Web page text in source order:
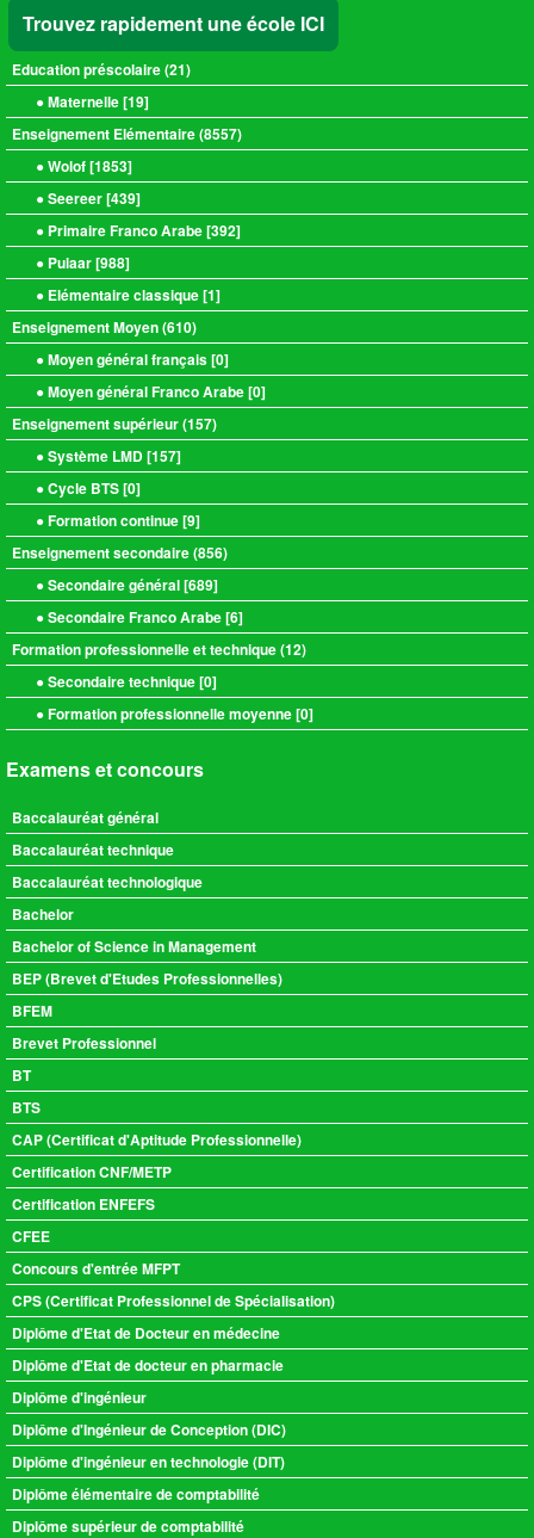
Trouvez rapidement une école ICI
Education préscolaire (21)
● Maternelle [19]
Enseignement Elémentaire (8557)
● Wolof [1853]
● Seereer [439]
● Primaire Franco Arabe [392]
● Pulaar [988]
● Elémentaire classique [1]
Enseignement Moyen (610)
● Moyen général français [0]
● Moyen général Franco Arabe [0]
Enseignement supérieur (157)
● Système LMD [157]
● Cycle BTS [0]
● Formation continue [9]
Enseignement secondaire (856)
● Secondaire général [689]
● Secondaire Franco Arabe [6]
Formation professionnelle et technique (12)
● Secondaire technique [0]
● Formation professionnelle moyenne [0]
Examens et concours
Baccalauréat général
Baccalauréat technique
Baccalauréat technologique
Bachelor
Bachelor of Science in Management
BEP (Brevet d'Etudes Professionnelles)
BFEM
Brevet Professionnel
BT
BTS
CAP (Certificat d'Aptitude Professionnelle)
Certification CNF/METP
Certification ENFEFS
CFEE
Concours d'entrée MFPT
CPS (Certificat Professionnel de Spécialisation)
Diplôme d'Etat de Docteur en médecine
Diplôme d'Etat de docteur en pharmacie
Diplôme d'ingénieur
Diplôme d'Ingénieur de Conception (DIC)
Diplôme d'ingénieur en technologie (DIT)
Diplôme élémentaire de comptabilité
Diplôme supérieur de comptabilité